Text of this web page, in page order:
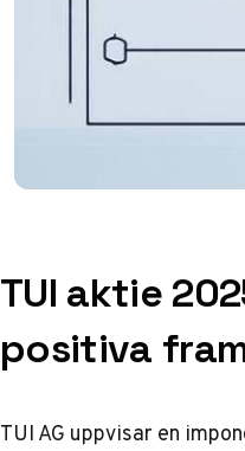
TUI aktie
positiva
TUI AG uppvisar en